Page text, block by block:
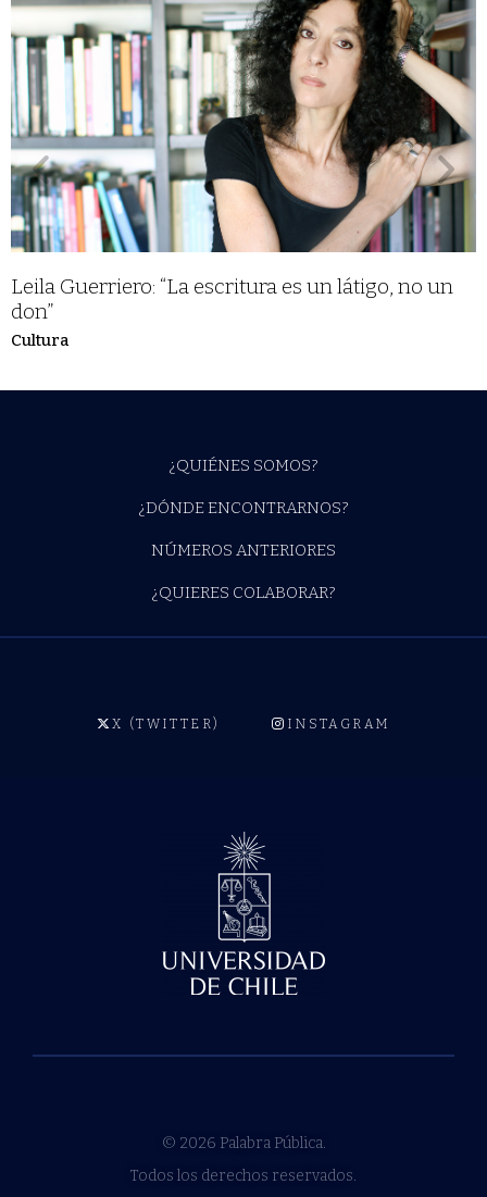
Leila Guerriero: “La escritura es un látigo, no un
don”
Cultura
¿QUIÉNES SOMOS?
¿DÓNDE ENCONTRARNOS?
NÚMEROS ANTERIORES
¿QUIERES COLABORAR?
X (TWITTER) INSTAGRAM
© 2026 Palabra Pública.
Todos los derechos reservados.